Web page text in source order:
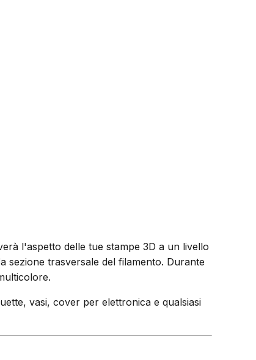
l'aspetto delle tue stampe 3D a un livello
sezione trasversale del filamento. Durante
vasi, cover per elettronica e qualsiasi